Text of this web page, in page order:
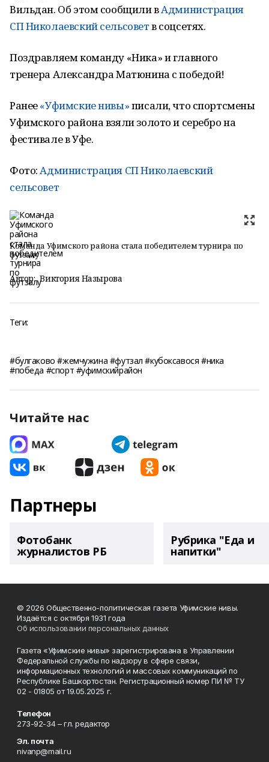
Вильдан. Об этом сообщили вАдминистрация
СП Николаевский сельсоветв соцсетях.
Поздравляем команду «Ника» и главного
тренера Александра Матюнина с победой!
Ранее«Уфимские нивы»писали, что спортсмены
Уфимского района взяли золото и серебро на
фестивале в Уфе.
Фото:Администрация СП Николаевский
сельсовет
Команда Уфимского района стала победителем турнира по
футзалу
Автор: Виктория Назырова
Теги:
#булгаково #жемчужина #футзал #кубоксавося #ника
#победа #спорт #уфимскийрайон
Читайте нас
Партнеры
Фотобанк
журналистов РБ
Рубрика "Еда и
напитки"
© 2026 Общественно-политическая газета Уфимские нивы.
Издаётся с октября 1931 года
Об использовании персональных данных
Газета «Уфимские нивы» зарегистрирована в Управлении
Федеральной службы по надзору в сфере связи,
информационных технологий и массовых коммуникаций по
Республике Башкортостан. Регистрационный номер ПИ № ТУ
02 - 01805 от 19.05.2025 г.
Телефон
273-92-34 – гл. редактор
Эл. почта
nivanp@mail.ru